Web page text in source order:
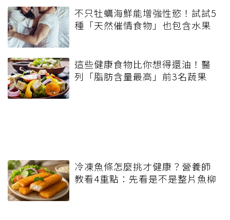
不只牡蠣海鮮能增強性慾！試試5
種「天然催情食物」也包含水果
這些健康食物比你想得還油！醫
列「脂肪含量最高」前3名蔬果
冷凍魚條怎麼挑才健康？營養師
教看4重點：先看是不是整片魚柳